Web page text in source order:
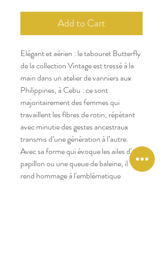
Add to Cart
Elégant et aérien : le tabouret Butterfly
de la collection Vintage est tressé à la
main dans un atelier de vanniers aux
Philippines, à Cebu : ce sont
majoritairement des femmes qui
travaillent les fibres de rotin, répétant
avec minutie des gestes ancestraux
transmis d’une génération à l’autre.
Avec sa forme qui évoque les ailes d'un
papillon ou une queue de baleine, il
rend hommage à l'emblématique